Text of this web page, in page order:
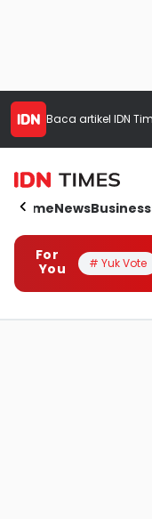
Baca artikel IDN
HomeNewsBusiness
For
You
# Yuk Vote